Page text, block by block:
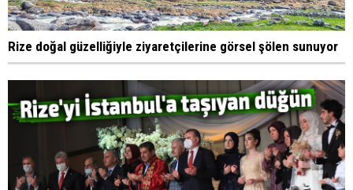
Rize doğal güzelliğiyle ziyaretçilerine görsel şölen sunuyor